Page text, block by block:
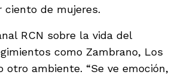
ciento de mujeres.
RCN sobre la vida del
como Zambrano, Los
otro ambiente. “Se ve emoción,